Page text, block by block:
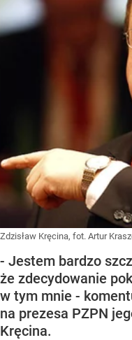
Zdzisław Kręcina, fot. Artur
- Jestem bardzo
że zdecydowanie
w tym mnie -
na prezesa PZPN
Kręcina.